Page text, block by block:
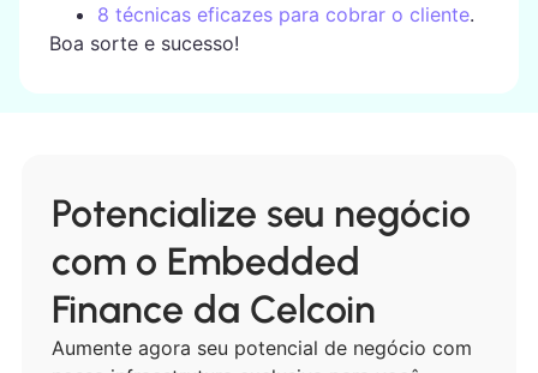
8 técnicas eficazes para cobrar o cliente.
Boa sorte e sucesso!
Potencialize seu negócio
com o Embedded
Finance da Celcoin
Aumente agora seu potencial de negócio com